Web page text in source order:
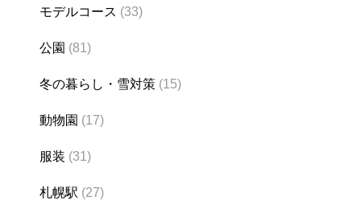
モデルコース (33)
公園 (81)
冬の暮らし・雪対策 (15)
動物園 (17)
服装 (31)
札幌駅 (27)